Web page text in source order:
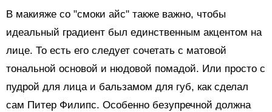
В макияже со "смоки айс" также важно, чтобы
идеальный градиент был единственным акцентом на
лице. То есть его следует сочетать с матовой
тональной основой и нюдовой помадой. Или просто с
пудрой для лица и бальзамом для губ, как сделал
сам Питер Филипс. Особенно безупречной должна